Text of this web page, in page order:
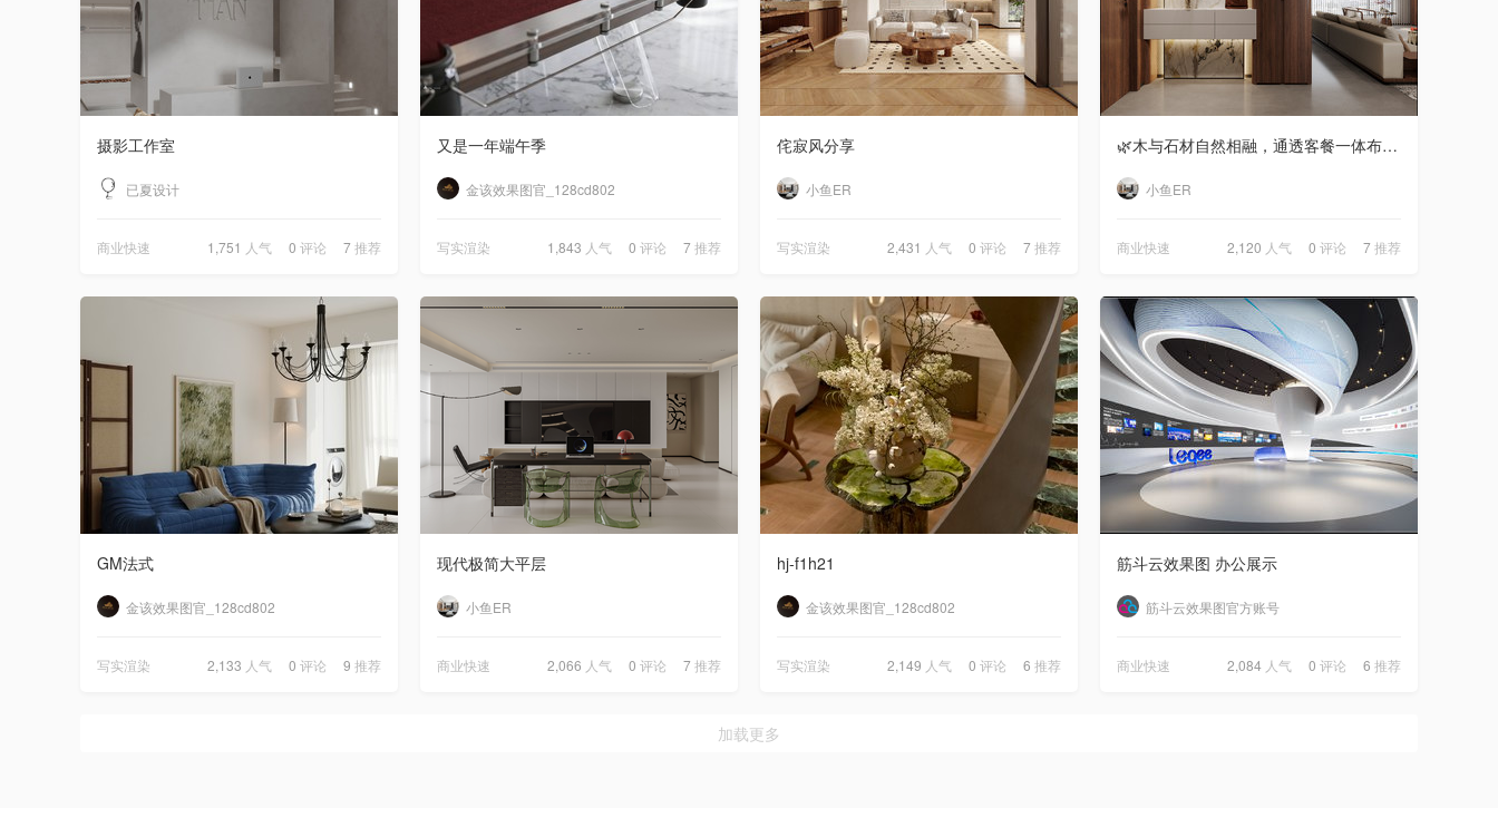
评论了《 》 2 个月前
小鱼ER 发布了动态《现代轻奢复式楼》 3天前
摄影工作室
已夏设计
商业快速 1,751 人气 0 评论 7推荐
又是一年端午季
金该效果图官_128cd802
写实渲染 1,843 人气 0 评论 7推荐
侘寂风分享
小鱼ER
写实渲染 2,431 人气 0 评论 7推荐
🌿木与石材自然相融，通透客餐一体布局，现代雅致居所，兼具舒适与高级感🏡
小鱼ER
商业快速 2,120 人气 0 评论 7推荐
GM法式
金该效果图官_128cd802
写实渲染 2,133 人气 0 评论 9 推荐
现代极简大平层
小鱼ER
商业快速 2,066 人气 0 评论 7推荐
hj-f1h21
金该效果图官_128cd802
写实渲染 2,149 人气 0 评论 6 推荐
筋斗云效果图 办公展示
筋斗云效果图官方账号
商业快速 2,084 人气 0 评论 6 推荐
加载更多